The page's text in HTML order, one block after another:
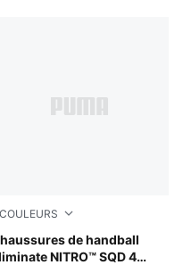
Snow
COULEURS
de handball
NITRO™ SQD 4
Glow-PUMA White-